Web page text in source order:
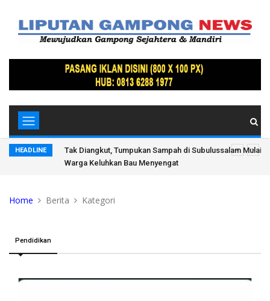
HEADLINE
Kapolresta dan Kasat Narkoba Banda Aceh Diperiksa
Mabes Polri, Kapolda Tunjuk Kabid TIK sebagai Plt
Home Berita Kategori
Pendidikan